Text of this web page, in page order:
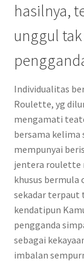
hasilnya,
unggul
Individualitas
Roulette, yg
mengamati
bersama kelima
mempunyai
jentera roulette
khusus bermula
sekadar terpaut
kendatipun
pengganda
sebagai
imbalan